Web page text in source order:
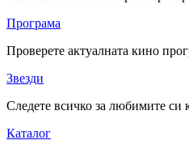
Програма
Проверете актуалната кино
Звезди
Следете всичко за любимите
Каталог